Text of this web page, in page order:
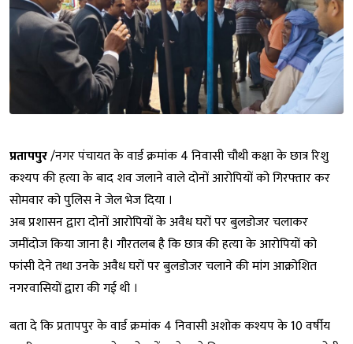
प्रतापपुर/नगर पंचायत के वार्ड क्रमांक 4 निवासी चौथी कक्षा के छात्र रिशु
कश्यप की हत्या के बाद शव जलाने वाले दोनों आरोपियों को गिरफ्तार कर
सोमवार को पुलिस ने जेल भेज दिया ।
अब प्रशासन द्वारा दोनों आरोपियों के अवैध घरों पर बुलडोजर चलाकर
जमींदोज किया जाना है। गौरतलब है कि छात्र की हत्या के आरोपियों को
फांसी देने तथा उनके अवैध घरों पर बुलडोजर चलाने की मांग आक्रोशित
नगरवासियों द्वारा की गई थी ।
बता दे कि प्रतापपुर के वार्ड क्रमांक 4 निवासी अशोक कश्यप के 10 वर्षीय